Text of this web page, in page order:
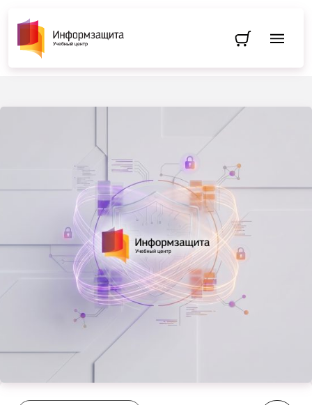
Перейти